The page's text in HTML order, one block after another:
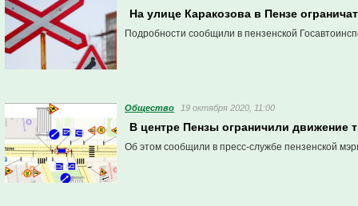
На улице Каракозова в Пензе
Подробности сообщили в пензенской
Общество 19 октября 2020, 11:00
В центре Пензы ограничили движение
Об этом сообщили в пресс-службе пензенской